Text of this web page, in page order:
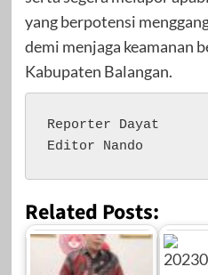
yang berpotensi
demi menjaga keamanan
Kabupaten Balangan.
Reporter Dayat
Editor Nando
Related Posts: